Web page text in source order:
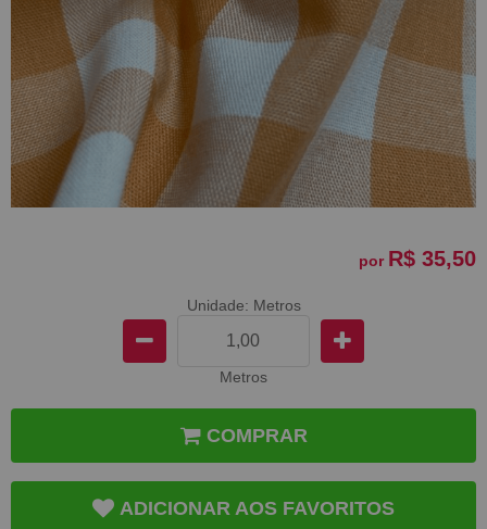
por R$ 35,50
Unidade: Metros
Metros
COMPRAR
ADICIONAR AOS FAVORITOS